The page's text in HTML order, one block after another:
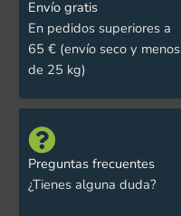
Envío gratis
En pedidos superiores a
65 € (envío seco y menos
de 25 kg)
Preguntas frecuentes
¿Tienes alguna duda?